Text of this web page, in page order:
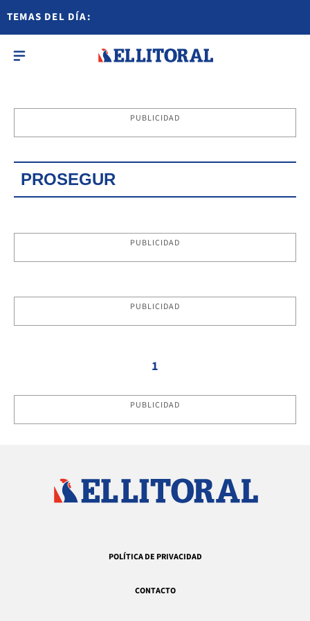
TEMAS DEL DÍA:
PUBLICIDAD
PROSEGUR
PUBLICIDAD
PUBLICIDAD
1
PUBLICIDAD
POLÍTICA DE PRIVACIDAD
CONTACTO